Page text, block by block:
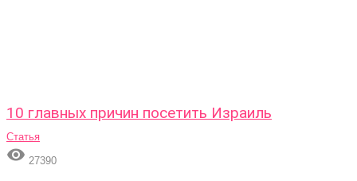
10 главных причин посетить Израиль
Статья
 27390